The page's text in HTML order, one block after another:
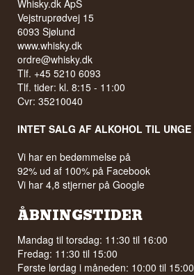
Whisky.dk ApS
Vejstruprødvej 15
6093 Sjølund
www.whisky.dk
ordre@whisky.dk
Tlf. +45 5210 6093
Tlf. tider: kl. 8:15 - 11:00
Cvr: 35210040
INTET SALG AF ALKOHOL TIL UNGE
Vi har en bedømmelse på
92% ud af 100% på Facebook
Vi har 4,8 stjerner på Google
ÅBNINGSTIDER
Mandag til torsdag: 11:30 til 16:00
Fredag: 11:30 til 15:00
Første lørdag i måneden: 10:00 til 15:00